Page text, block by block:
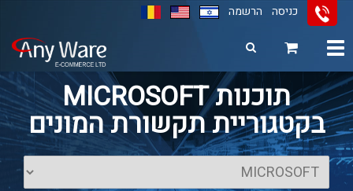
11
12
13
כניסה הרשמה
Toggle
תוכנות MICROSOFT
בקטגוריית תקשורת המונים